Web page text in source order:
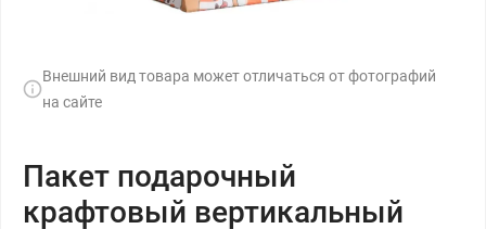
Внешний вид товара может отличаться от фотографий
на сайте
Пакет подарочный
крафтовый вертикальный